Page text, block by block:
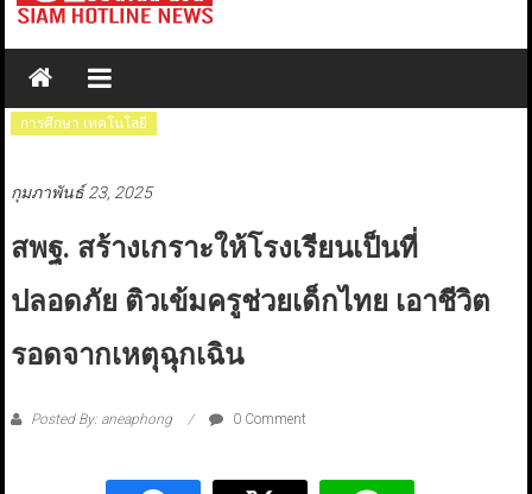
การศึกษา เทคโนโลยี
กุมภาพันธ์ 23, 2025
สพฐ. สร้างเกราะให้โรงเรียนเป็นที่
ปลอดภัย ติวเข้มครูช่วยเด็กไทย เอาชีวิต
รอดจากเหตุฉุกเฉิน
Posted By: aneaphong 0 Comment